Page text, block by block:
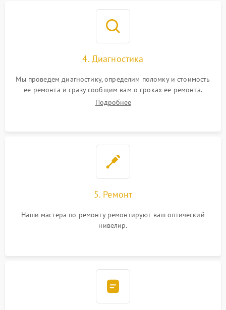
4. Диагностика
Мы проведем диагностику, определим поломку и стоимость
ее ремонта и сразу сообщим вам о сроках ее ремонта.
Подробнее
5. Ремонт
Наши мастера по ремонту ремонтируют ваш оптический
нивелир.